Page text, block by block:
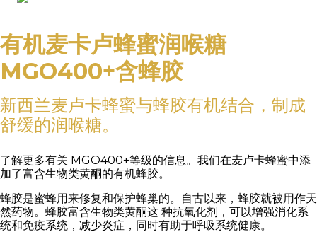
有机麦卡卢蜂蜜润喉糖
MGO400+含蜂胶
新西兰麦卢卡蜂蜜与蜂胶有机结合，制成
舒缓的润喉糖。
了解更多有关 MGO400+等级的信息。我们在麦卢卡蜂蜜中添
加了富含生物类黄酮的有机蜂胶。
蜂胶是蜜蜂用来修复和保护蜂巢的。自古以来，蜂胶就被用作天
然药物。蜂胶富含生物类黄酮这 种抗氧化剂，可以增强消化系
统和免疫系统，减少炎症，同时有助于呼吸系统健康。